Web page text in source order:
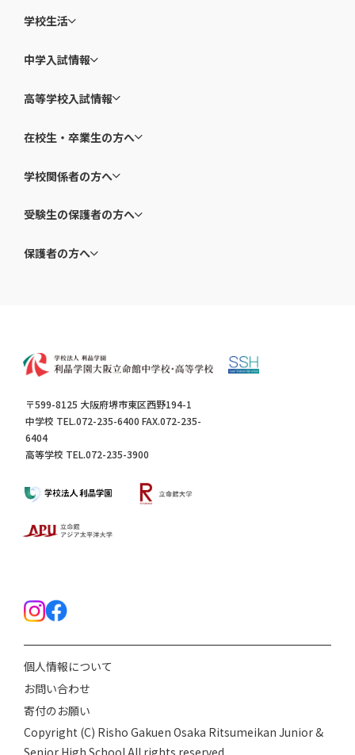
学校生活
中学入試情報
高等学校入試情報
在校生・卒業生の方へ
学校関係者の方へ
受験生の保護者の方へ
保護者の方へ
〒599-8125 大阪府堺市東区西野194-1
中学校 TEL.072-235-6400 FAX.072-235-
6404
高等学校 TEL.072-235-3900
個人情報について
お問い合わせ
寄付のお願い
Copyright (C) Risho Gakuen Osaka Ritsumeikan Junior &